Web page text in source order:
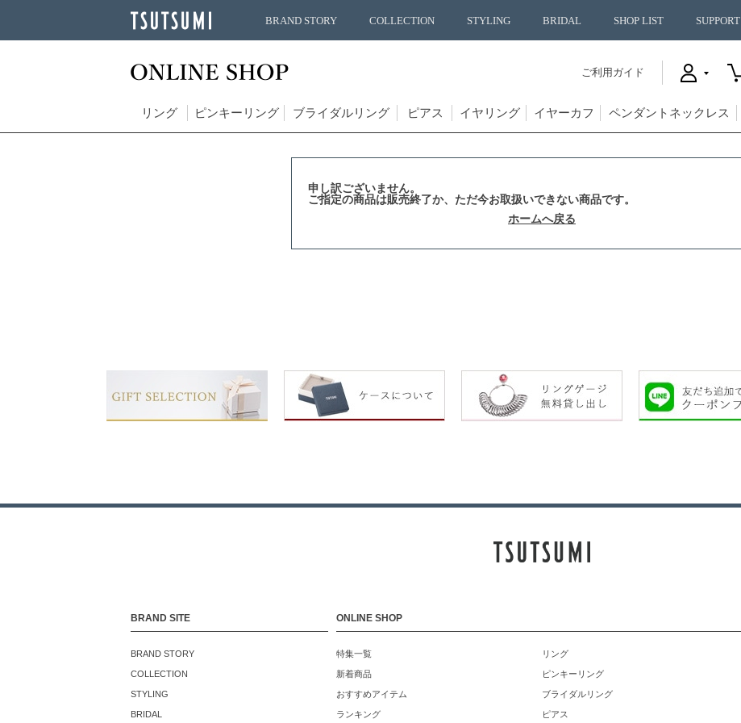
BRAND STORY COLLECTION STYLING BRIDAL SHOP LIST SUPPORT
ご利用ガイド
リング ピンキーリング ブライダルリング ピアス イヤリング イヤーカフ ペンダントネックレス
申し訳ございません。
ご指定の商品は販売終了か、ただ今お取扱いできない商品です。
ホームへ戻る
BRAND SITE
BRAND STORY
COLLECTION
STYLING
BRIDAL
ONLINE SHOP
特集一覧
新着商品
おすすめアイテム
ランキング
リング
ピンキーリング
ブライダルリング
ピアス